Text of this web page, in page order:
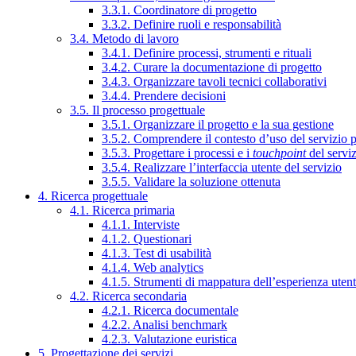
3.3.1. Coordinatore di progetto
3.3.2. Definire ruoli e responsabilità
3.4. Metodo di lavoro
3.4.1. Definire processi, strumenti e rituali
3.4.2. Curare la documentazione di progetto
3.4.3. Organizzare tavoli tecnici collaborativi
3.4.4. Prendere decisioni
3.5. Il processo progettuale
3.5.1. Organizzare il progetto e la sua gestione
3.5.2. Comprendere il contesto d’uso del servizio
3.5.3. Progettare i processi e i touchpointdel
3.5.4. Realizzare l’interfaccia utente del servizio
3.5.5. Validare la soluzione ottenuta
4. Ricerca progettuale
4.1. Ricerca primaria
4.1.1. Interviste
4.1.2. Questionari
4.1.3. Test di usabilità
4.1.4. Web analytics
4.1.5. Strumenti di mappatura dell’esperienza
4.2. Ricerca secondaria
4.2.1. Ricerca documentale
4.2.2. Analisi benchmark
4.2.3. Valutazione euristica
5. Progettazione dei servizi